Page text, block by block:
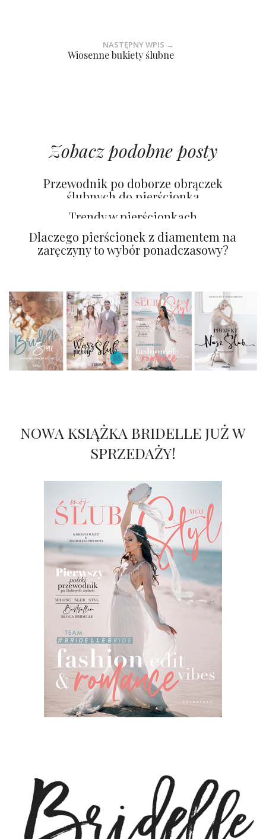
NASTĘPNY WPIS →
Wiosenne bukiety ślubne
Zobacz podobne posty
Przewodnik po doborze obrączek
ślubnych do pierścionka
zaręczynowego OMARA JEWELRY
Trendy w pierścionkach
zaręczynowych 2026
Dlaczego pierścionek z diamentem na
zaręczyny to wybór ponadczasowy?
NOWA KSIĄŻKA BRIDELLE JUŻ W
SPRZEDAŻY!